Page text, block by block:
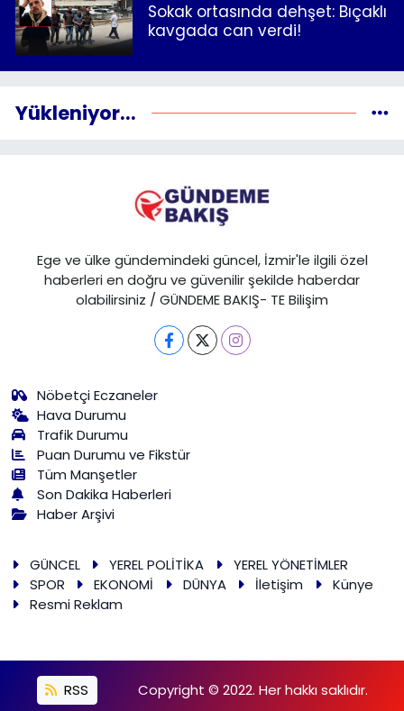
Sokak ortasında dehşet: Bıçaklı
kavgada can verdi!
Yükleniyor...
Ege ve ülke gündemindeki güncel, İzmir'le ilgili özel
haberleri en doğru ve güvenilir şekilde haberdar
olabilirsiniz / GÜNDEME BAKIŞ- TE Bilişim
Nöbetçi Eczaneler
Hava Durumu
Trafik Durumu
Puan Durumu ve Fikstür
Tüm Manşetler
Son Dakika Haberleri
Haber Arşivi
GÜNCEL YEREL POLİTİKA
YEREL YÖNETİMLER
SPOR
EKONOMİ DÜNYA İletişim
Künye
Resmi Reklam
RSS Copyright © 2022. Her hakkı saklıdır.